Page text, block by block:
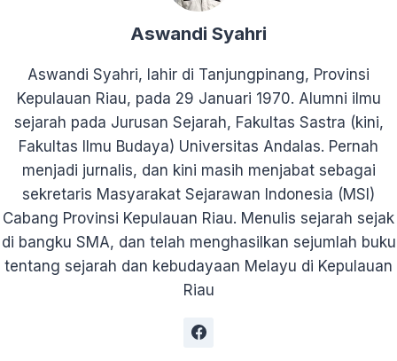
Aswandi Syahri
Aswandi Syahri, lahir di Tanjungpinang, Provinsi
Kepulauan Riau, pada 29 Januari 1970. Alumni ilmu
sejarah pada Jurusan Sejarah, Fakultas Sastra (kini,
Fakultas Ilmu Budaya) Universitas Andalas. Pernah
menjadi jurnalis, dan kini masih menjabat sebagai
sekretaris Masyarakat Sejarawan Indonesia (MSI)
Cabang Provinsi Kepulauan Riau. Menulis sejarah sejak
di bangku SMA, dan telah menghasilkan sejumlah buku
tentang sejarah dan kebudayaan Melayu di Kepulauan
Riau